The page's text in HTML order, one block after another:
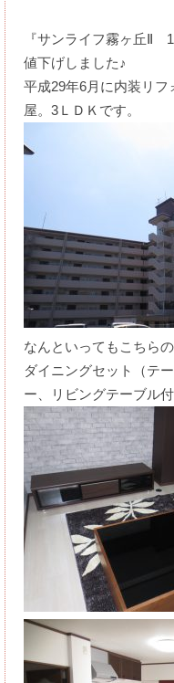
『サンライフ霧ヶ丘Ⅱ
値下げしました♪
平成29年6月に内装リ
屋。3ＬＤＫです。
なんといってもこちら
ダイニングセット（テ
ー、リビングテーブル付